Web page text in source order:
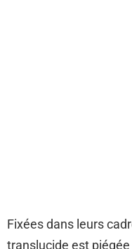
Fixées dans leurs
translucide est